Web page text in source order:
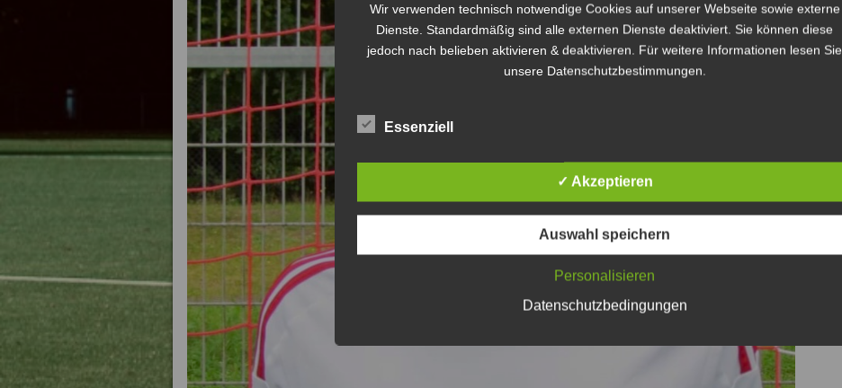
Wir verwenden technisch notwendige Cookies auf unserer Webseite sowie externe
Dienste. Standardmäßig sind alle externen Dienste deaktiviert. Sie können diese
jedoch nach belieben aktivieren & deaktivieren. Für weitere Informationen lesen Sie
unsere Datenschutzbestimmungen.
Essenziell
✓ Akzeptieren
Auswahl speichern
Personalisieren
Datenschutzbedingungen